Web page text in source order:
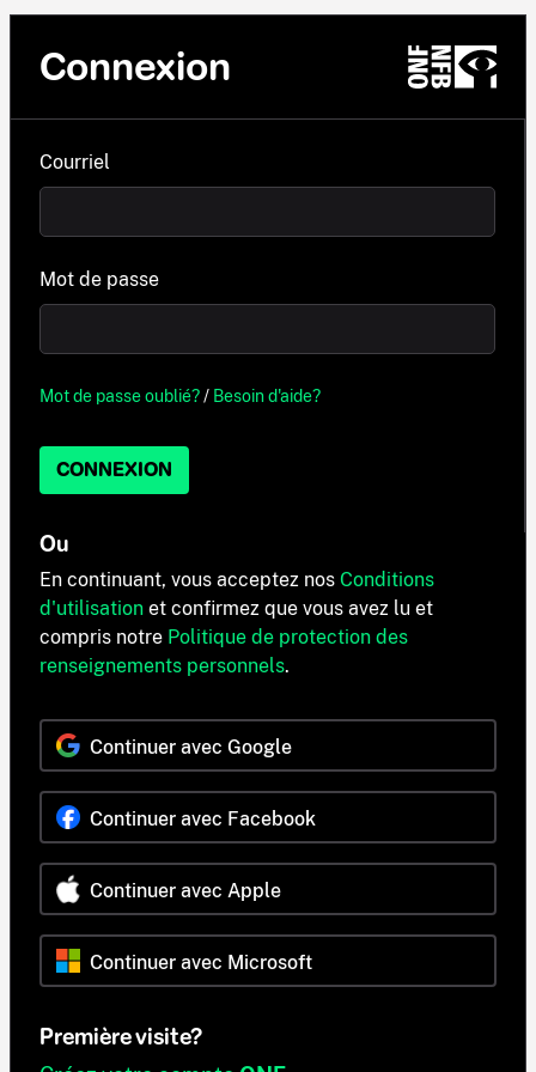
Connexion
Courriel
Mot de passe
Mot de passe oublié?/ Besoin d'aide?
CONNEXION
Ou
En continuant, vous acceptez nos Conditions
d'utilisation et confirmez que vous avez lu et
compris notre Politique de protection des
renseignements personnels.
Continuer avec Google
Continuer avec Facebook
Continuer avec Apple
Continuer avec Microsoft
Première visite?